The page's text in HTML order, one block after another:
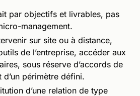
par objectifs et livrables, pas
management.
sur site ou à distance,
de l’entreprise, accéder aux
sous réserve d’accords de
périmètre défini.
d’une relation de type